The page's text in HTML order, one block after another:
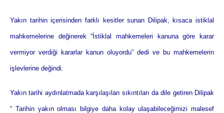
Yakın tarihin içerisinden farklı kesitler sunan Dilipak, kısaca istiklal
mahkemelerine değinerek “İstiklal mahkemeleri kanuna göre karar
vermiyor verdiği kararlar kanun oluyordu” dedi ve bu mahkemelerin
işlevlerine değindi.
Yakın tarihi aydınlatmada karşılaşılan sıkıntıları da dile getiren Dilipak
“ Tarihin yakın olması bilgiye daha kolay ulaşabileceğimizi malesef